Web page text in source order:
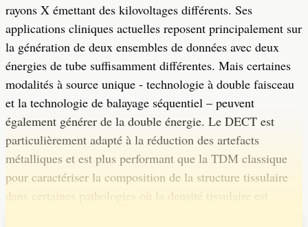
rayons X émettant des kilovoltages différents. Ses
applications cliniques actuelles reposent principalement sur
la génération de deux ensembles de données avec deux
énergies de tube suffisamment différentes. Mais certaines
modalités à source unique - technologie à double faisceau
et la technologie de balayage séquentiel – peuvent
également générer de la double énergie. Le DECT est
particulièrement adapté à la réduction des artefacts
métalliques et est plus performant que la TDM classique
pour caractériser la composition de la structure tissulaire
dans certaines pathologies où la densité tissulaire est